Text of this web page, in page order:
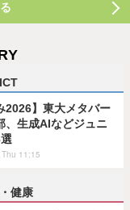
2026】東大メタバー
、生成AIなどジュニ
11:15
健康